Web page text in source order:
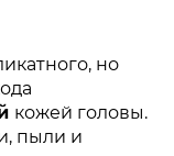
но
кожей головы.
пыли и